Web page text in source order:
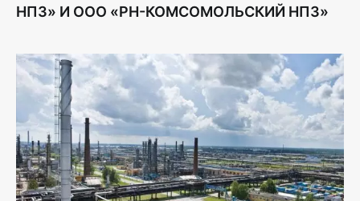
НПЗ» И ООО «РН-КОМСОМОЛЬСКИЙ НПЗ»